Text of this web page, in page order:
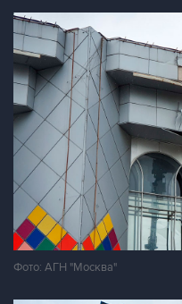
Фото: АГН "Москва"